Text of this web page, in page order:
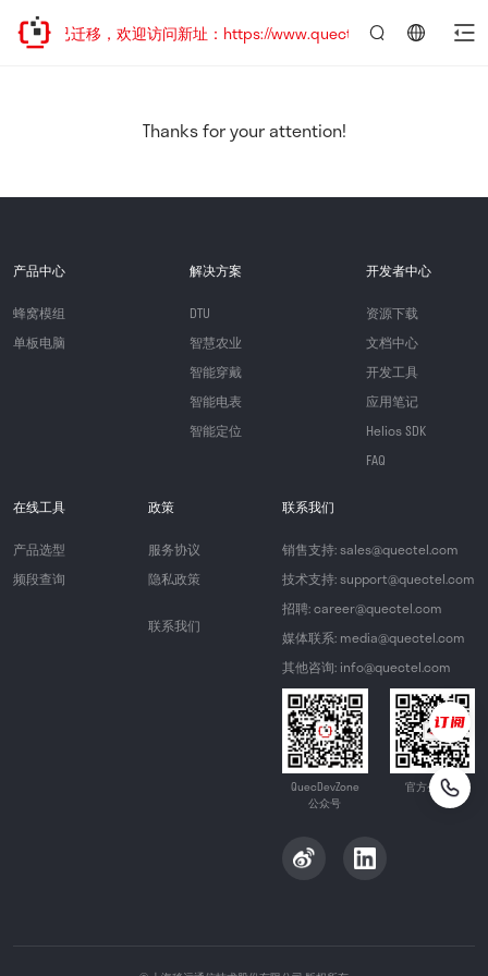
站地址已迁移，欢迎访问新址：https://www.quectel.com.cn
Thanks for your attention!
产品中心
蜂窝模组
单板电脑
解决方案
DTU
智慧农业
智能穿戴
智能电表
智能定位
开发者中心
资源下载
文档中心
开发工具
应用笔记
Helios SDK
FAQ
在线工具
产品选型
频段查询
政策
服务协议
隐私政策
联系我们
联系我们
销售支持: sales@quectel.com
技术支持: support@quectel.com
招聘: career@quectel.com
媒体联系: media@quectel.com
其他咨询: info@quectel.com
QuecDevZone
公众号
官方公众号